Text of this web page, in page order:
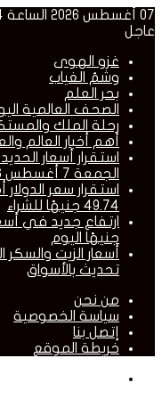
07 أغسطس 2026 الساعة 3:44 م
عاجل
غزو الهوى
وشمُ الغياب
بحر العلم
الصحف العالمية
رحلة الملك
أهم أخبار العالم
استقرار أسعار
الجمعة 7 أغسطس 2026
استقرار سعر
49.74 جنيهًا للشراء
جنيهًا اليوم
تحديث بالأسواق
من نحن
سياسة الخصوصية
إتصل بنا
خريطة الموقع